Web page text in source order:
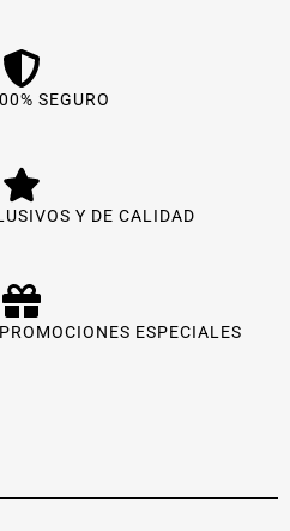
SEGURO
Y DE CALIDAD
ESPECIALES